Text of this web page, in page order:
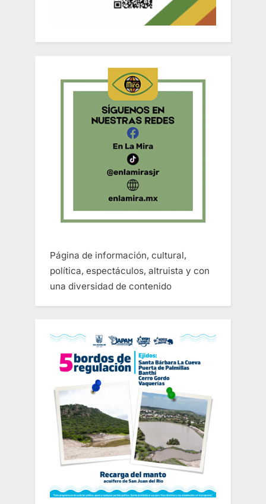
Página de información, cultural,
política, espectáculos, altruista y con
una diversidad de contenido